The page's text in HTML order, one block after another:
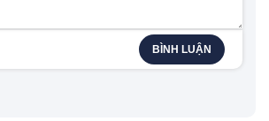
BÌNH LUẬN